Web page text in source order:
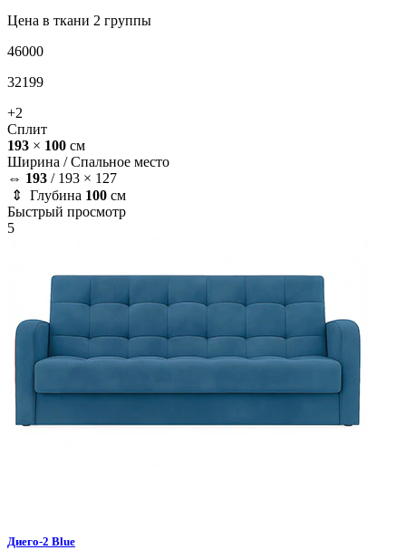
Цена в ткани 2 группы
46000
32199
+2
Сплит
193 × 100 см
Ширина /Спальное место
⇔ 193 / 193 × 127
⇕ Глубина 100 см
Быстрый просмотр
5
Диего-2 Blue